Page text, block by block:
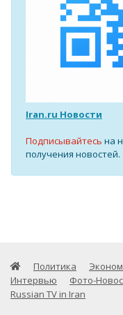
Iran.ru Новости
Подписывайтесь на
получения новостей.
Политика
Интервью
Фото-
Russian TV in Iran